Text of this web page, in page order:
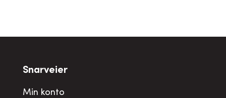
Snarveier
Min konto